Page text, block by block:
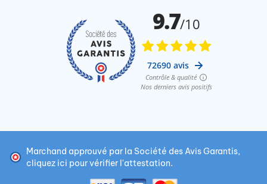
Marchand approuvé par la Société des Avis Garantis,
cliquez ici pour vérifier l'attestation.